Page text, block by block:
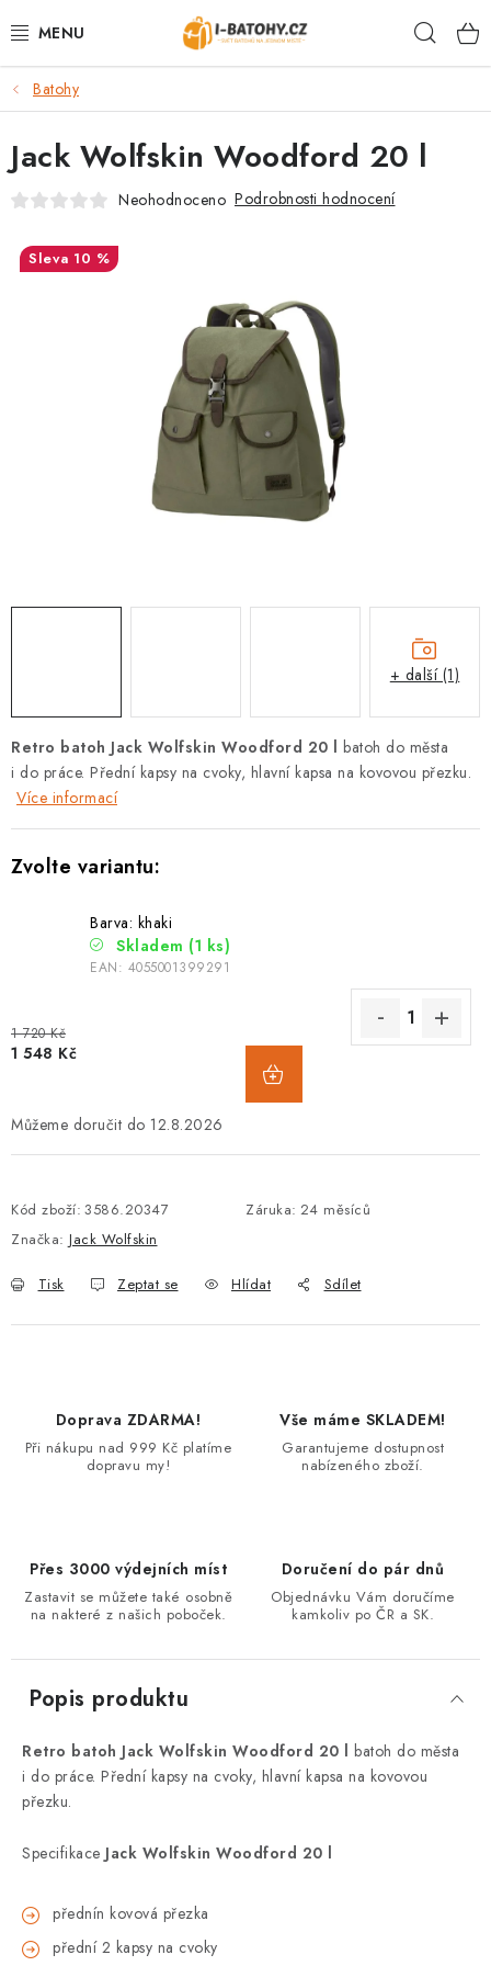
na
VÝPRODEJ %
BATOHY
TAŠKY, KABELKY
CESTOVNÍ ZAVAZADLA
DOPLŇKY A PŘÍSLUŠENSTVÍ
Doprava a platba Vše o nákupu Kontakty
Poradna
Batohy
Retro batoh Jack Wolfskin Woodford 20 l batoh do města
i do práce. Přední kapsy na cvoky, hlavní kapsa na kovovou přezku.
Více informací
Barva: khaki
Skladem (1 ks)
EAN: 4055001399291
1 720 Kč
1 548 Kč
12.8.2026
Kód zboží: 3586.20347 Záruka: 24 měsíců
Značka: Jack Wolfskin
Tisk Zeptat se Hlídat Sdílet
Jack Wolfskin Woodford 20 l
Neohodnoceno Podrobnosti hodnocení
10 %
+ další (1)
Doprava ZDARMA!
Při nákupu nad 999 Kč platíme
dopravu my!
Vše máme SKLADEM!
Garantujeme dostupnost
nabízeného zboží.
Přes 3000 výdejních míst
Zastavit se můžete také osobně
na nakteré z našich poboček.
Doručení do pár dnů
Objednávku Vám doručíme
kamkoliv po ČR a SK.
Popis produktu
Retro batoh Jack Wolfskin Woodford 20 l batoh do města
i do práce. Přední kapsy na cvoky, hlavní kapsa na kovovou
přezku.
Specifikace Jack Wolfskin Woodford 20 l
přednín kovová přezka
přední 2 kapsy na cvoky